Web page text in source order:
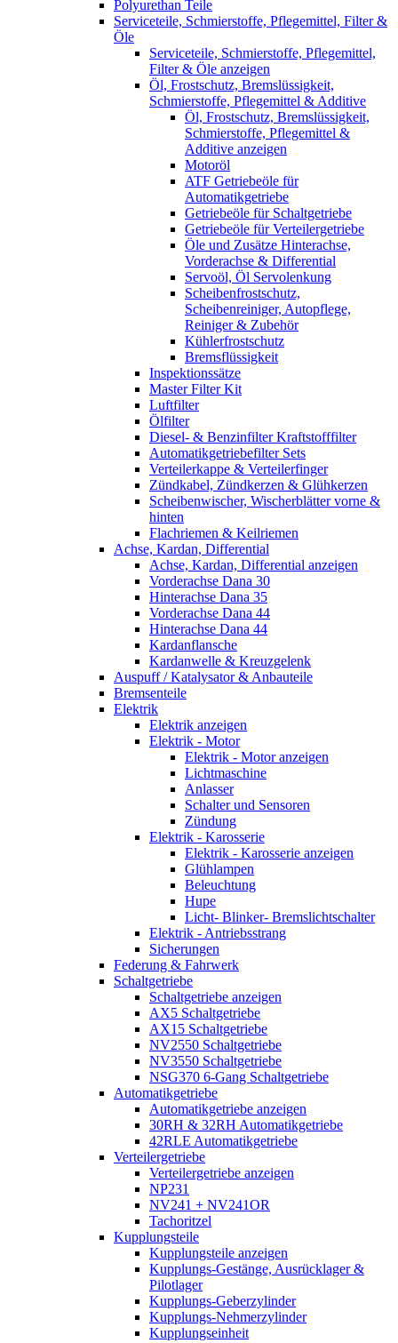
Polyurethan Teile
Serviceteile, Schmierstoffe, Pflegemittel, Filter &
Öle
Serviceteile, Schmierstoffe, Pflegemittel,
Filter & Öle anzeigen
Öl, Frostschutz, Bremslüssigkeit,
Schmierstoffe, Pflegemittel & Additive
Öl, Frostschutz, Bremslüssigkeit,
Schmierstoffe, Pflegemittel &
Additive anzeigen
Motoröl
ATF Getriebeöle für
Automatikgetriebe
Getriebeöle für Schaltgetriebe
Getriebeöle für Verteilergetriebe
Öle und Zusätze Hinterachse,
Vorderachse & Differential
Servoöl, Öl Servolenkung
Scheibenfrostschutz,
Scheibenreiniger, Autopflege,
Reiniger & Zubehör
Kühlerfrostschutz
Bremsflüssigkeit
Inspektionssätze
Master Filter Kit
Luftfilter
Ölfilter
Diesel- & Benzinfilter Kraftstofffilter
Automatikgetriebefilter Sets
Verteilerkappe & Verteilerfinger
Zündkabel, Zündkerzen & Glühkerzen
Scheibenwischer, Wischerblätter vorne &
hinten
Flachriemen & Keilriemen
Achse, Kardan, Differential
Achse, Kardan, Differential anzeigen
Vorderachse Dana 30
Hinterachse Dana 35
Vorderachse Dana 44
Hinterachse Dana 44
Kardanflansche
Kardanwelle & Kreuzgelenk
Auspuff / Katalysator & Anbauteile
Bremsenteile
Elektrik
Elektrik anzeigen
Elektrik - Motor
Elektrik - Motor anzeigen
Lichtmaschine
Anlasser
Schalter und Sensoren
Zündung
Elektrik - Karosserie
Elektrik - Karosserie anzeigen
Glühlampen
Beleuchtung
Hupe
Licht- Blinker- Bremslichtschalter
Elektrik - Antriebsstrang
Sicherungen
Federung & Fahrwerk
Schaltgetriebe
Schaltgetriebe anzeigen
AX5 Schaltgetriebe
AX15 Schaltgetriebe
NV2550 Schaltgetriebe
NV3550 Schaltgetriebe
NSG370 6-Gang Schaltgetriebe
Automatikgetriebe
Automatikgetriebe anzeigen
30RH & 32RH Automatikgetriebe
42RLE Automatikgetriebe
Verteilergetriebe
Verteilergetriebe anzeigen
NP231
NV241 + NV241OR
Tachoritzel
Kupplungsteile
Kupplungsteile anzeigen
Kupplungs-Gestänge, Ausrücklager &
Pilotlager
Kupplungs-Geberzylinder
Kupplungs-Nehmerzylinder
Kupplungseinheit